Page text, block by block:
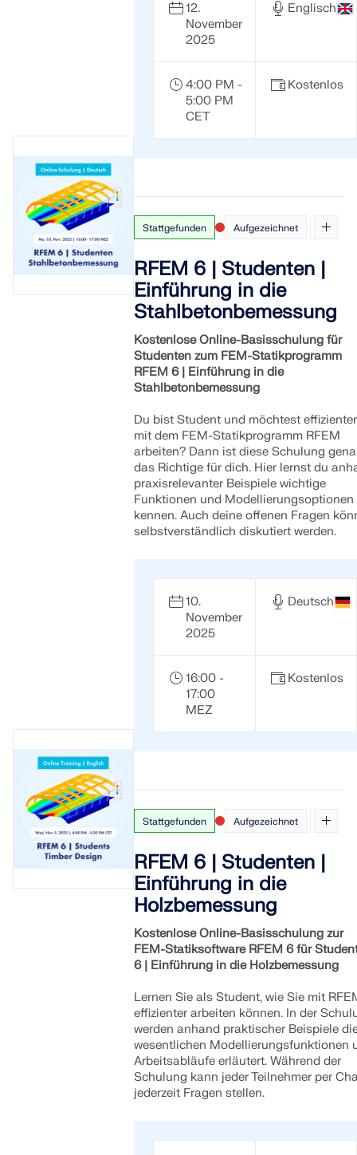
12.
November
2025
Englisch
4:00 PM -
5:00 PM
CET
Kostenlos
Stattgefunden Aufgezeichnet
RFEM 6 | Studenten |
Einführung in die
Stahlbetonbemessung
Kostenlose Online-Basisschulung für
Studenten zum FEM-Statikprogramm
RFEM 6 | Einführung in die
Stahlbetonbemessung
Du bist Student und möchtest effizienter
mit dem FEM-Statikprogramm RFEM
arbeiten? Dann ist diese Schulung
das Richtige für dich. Hier lernst du
praxisrelevanter Beispiele wichtige
Funktionen und Modellierungsoptionen
kennen. Auch deine offenen Fragen
selbstverständlich diskutiert werden.
10.
November
2025
Deutsch
16:00 -
17:00
MEZ
Kostenlos
Stattgefunden Aufgezeichnet
RFEM 6 | Studenten |
Einführung in die
Holzbemessung
Kostenlose Online-Basisschulung zur
FEM-Statiksoftware RFEM 6 für
6 | Einführung in die Holzbemessung
Lernen Sie als Student, wie Sie mit
effizienter arbeiten können. In der
werden anhand praktischer Beispiele
wesentlichen Modellierungsfunktionen
Arbeitsabläufe erläutert. Während der
Schulung kann jeder Teilnehmer per
jederzeit Fragen stellen.